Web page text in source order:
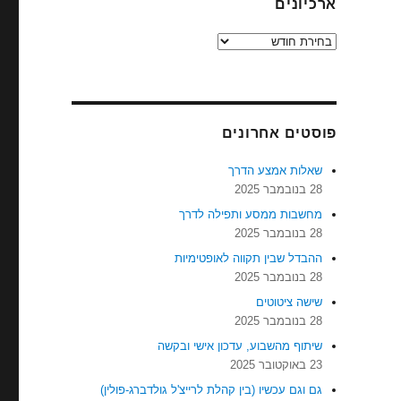
ארכיונים
ארכיונים
פוסטים אחרונים
שאלות אמצע הדרך
28 בנובמבר 2025
מחשבות ממסע ותפילה לדרך
28 בנובמבר 2025
ההבדל שבין תקווה לאופטימיות
28 בנובמבר 2025
שישה ציטוטים
28 בנובמבר 2025
שיתוף מהשבוע, עדכון אישי ובקשה
23 באוקטובר 2025
גם וגם עכשיו (בין קהלת לרייצ'ל גולדברג-פולין)